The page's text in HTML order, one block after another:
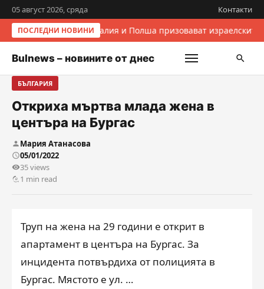
05 август 2026, сряда Контакти
ПОСЛЕДНИ НОВИНИИталия и Полша призовават
Bulnews – новините от днес
БЪЛГАРИЯ
Откриха мъртва млада жена в
центъра на Бургас
Мария Атанасова
05/01/2022
35 views
1 min read
Труп на жена на 29 години е открит в
апартамент в центъра на Бургас. За
инцидента потвърдиха от полицията в
Бургас. Мястото е ул. …